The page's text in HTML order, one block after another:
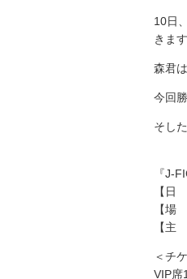
10日
きま
森君
今回
そし
『J-
【日
【場
【主
＜チ
VIP